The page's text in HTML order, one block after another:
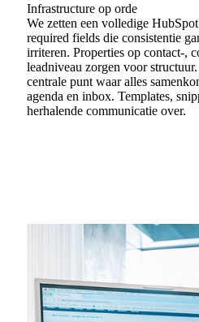
Infrastructure op orde
We zetten een volledige
required fields die consistentie
irriteren. Properties op contact-,
leadniveau zorgen voor
centrale punt waar alles
agenda en inbox. Templates,
herhalende communicatie over.